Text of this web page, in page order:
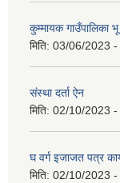
कुम्मायक गाउँपालिका
मिति: 03/06/2023 -
संस्था दर्ता ऐन
मिति: 02/10/2023 -
घ वर्ग इजाजत पत्र
मिति: 02/10/2023 -